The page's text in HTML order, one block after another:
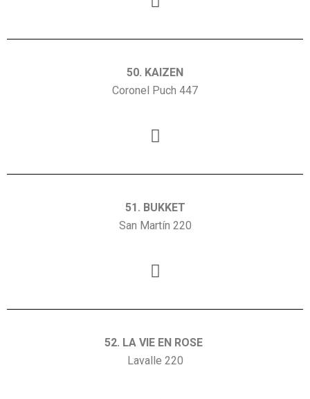
50. KAIZEN
Coronel Puch 447
51. BUKKET
San Martín 220
52. LA VIE EN ROSE
Lavalle 220